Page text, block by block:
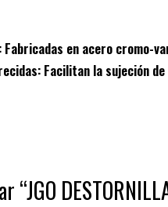
Fabricadas en acero cromo-
Facilitan la sujeción